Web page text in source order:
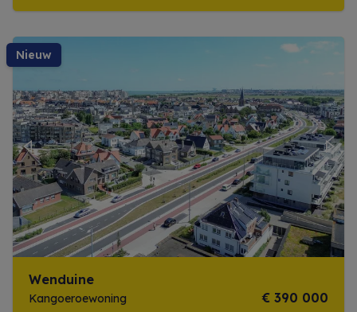
nieuw
Previous Next
Wenduine
Kangoeroewoning € 390 000